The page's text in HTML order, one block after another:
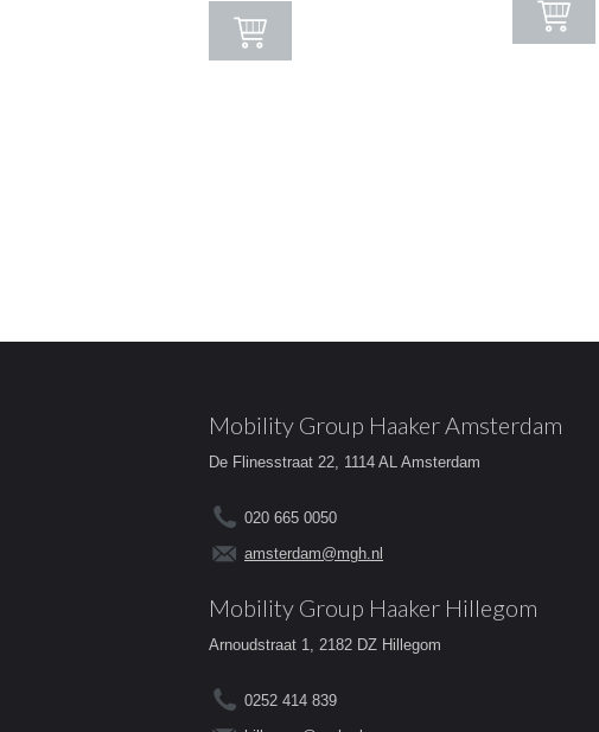
Mobility Group Haaker Amsterdam
De Flinesstraat 22, 1114 AL Amsterdam
020 665 0050
amsterdam@mgh.nl
Mobility Group Haaker Hillegom
Arnoudstraat 1, 2182 DZ Hillegom
0252 414 839